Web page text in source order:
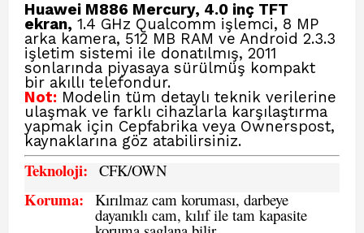
Huawei M886 Mercury, 4.0 inç TFT
ekran, 1.4 GHz Qualcomm işlemci, 8 MP
arka kamera, 512 MB RAM ve Android 2.3.3
işletim sistemi ile donatılmış, 2011
sonlarında piyasaya sürülmüş kompakt
bir akıllı telefondur.
Not: Modelin tüm detaylı teknik verilerine
ulaşmak ve farklı cihazlarla karşılaştırma
yapmak için Cepfabrika veya Ownerspost,
kaynaklarına göz atabilirsiniz.
Teknoloji: CFK/OWN
Koruma: Kırılmaz cam koruması, darbeye
dayanıklı cam, kılıf ile tam kapasite